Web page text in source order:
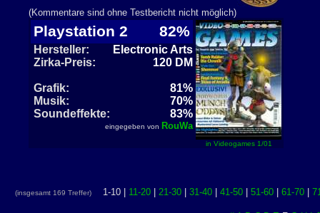
(Kommentare sind ohne Testbericht nicht möglich)
Playstation 2 82%
Hersteller:
Electronic Arts
Zirka-Preis:
120 DM
Grafik:
81%
Musik:
70%
Soundeffekte:
83%
eingegeben von RouWa
in Videogames 1/01
(insgesamt 169 Treffer) 1-10 | 11-20| 21-30| 31-40| 41-50| 51-60| 61-70|